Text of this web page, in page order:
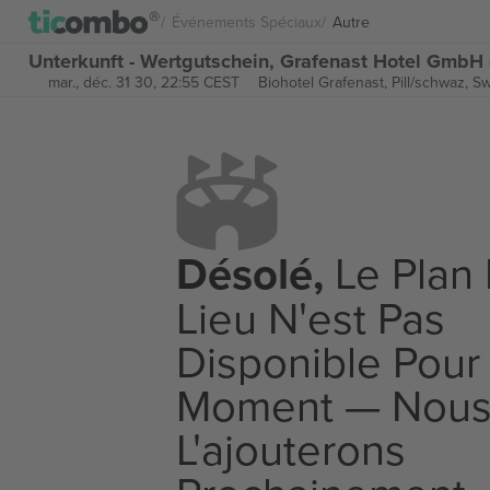
Événements Spéciaux Autre
Unterkunft - Wertgutschein, Grafenast Hotel GmbH
mar., déc. 31 30, 22:55 CEST Biohotel Grafenast, Pill/schwaz,
Désolé, Le Plan
Lieu N'est Pas
Disponible Pour
Moment — Nous
L'ajouterons